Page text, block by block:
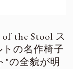
the Stool ス
の名作椅子
"の全貌が明